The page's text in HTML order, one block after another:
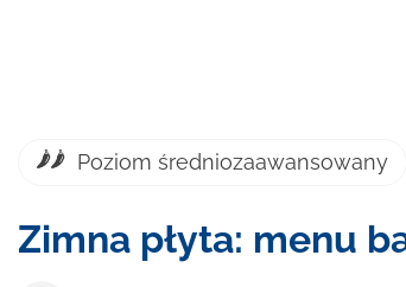
Poziom średniozaawansowany
Zimna płyta: menu